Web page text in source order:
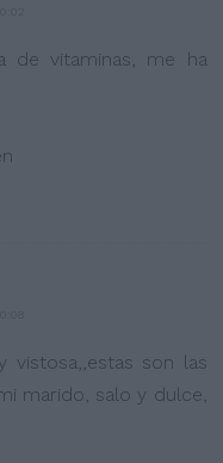
de vitaminas, me ha
vistosa,,estas son las
marido, salo y dulce,